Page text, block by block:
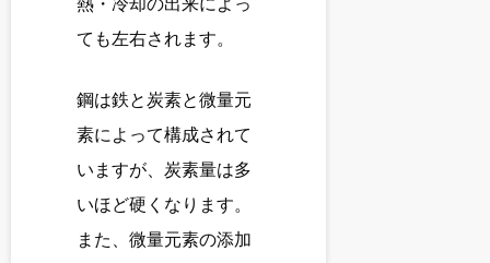
熱・冷却の出来によっ
ても左右されます。
鋼は鉄と炭素と微量元
素によって構成されて
いますが、炭素量は多
いほど硬くなります。
また、微量元素の添加